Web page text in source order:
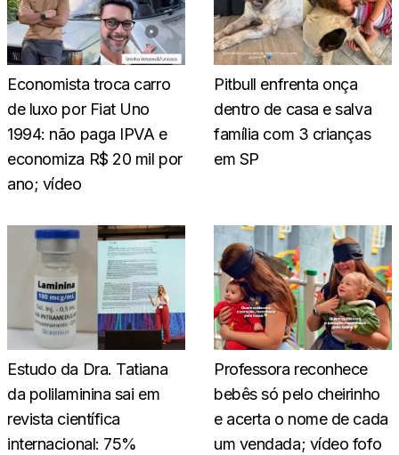
Economista troca carro
de luxo por Fiat Uno
1994: não paga IPVA e
economiza R$ 20 mil por
ano; vídeo
Pitbull enfrenta onça
dentro de casa e salva
família com 3 crianças
em SP
Estudo da Dra. Tatiana
da polilaminina sai em
revista científica
internacional: 75%
Professora reconhece
bebês só pelo cheirinho
e acerta o nome de cada
um vendada; vídeo fofo